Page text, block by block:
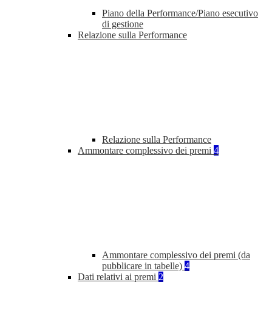
Piano della Performance/Piano esecutivo
di gestione
Relazione sulla Performance
Relazione sulla Performance
Ammontare complessivo dei premi 4
Ammontare complessivo dei premi (da
pubblicare in tabelle) 4
Dati relativi ai premi 2